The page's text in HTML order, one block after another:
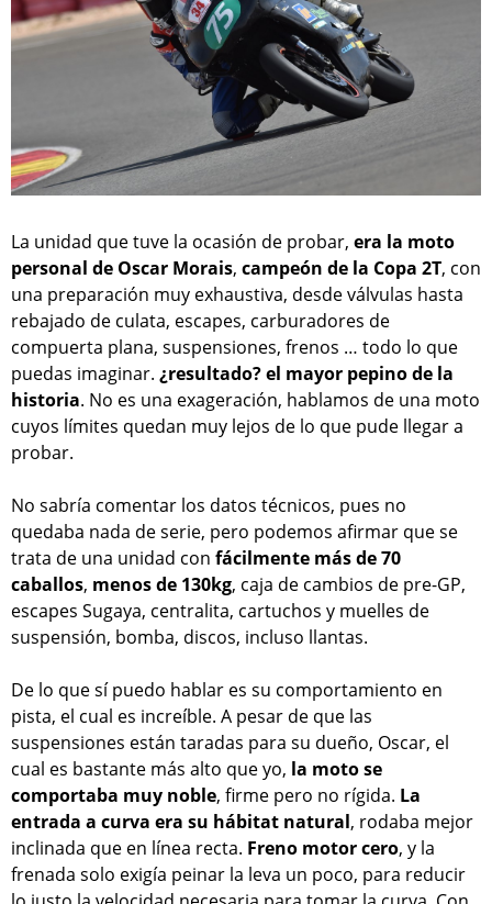
La unidad que tuve la ocasión de probar, era la moto
personal de Oscar Morais, campeón de la Copa 2T, con
una preparación muy exhaustiva, desde válvulas hasta
rebajado de culata, escapes, carburadores de
compuerta plana, suspensiones, frenos … todo lo que
puedas imaginar. ¿resultado? el mayor pepino de la
historia. No es una exageración, hablamos de una moto
cuyos límites quedan muy lejos de lo que pude llegar a
probar.
No sabría comentar los datos técnicos, pues no
quedaba nada de serie, pero podemos afirmar que se
trata de una unidad con fácilmente más de 70
caballos, menos de 130kg, caja de cambios de pre-GP,
escapes Sugaya, centralita, cartuchos y muelles de
suspensión, bomba, discos, incluso llantas.
De lo que sí puedo hablar es su comportamiento en
pista, el cual es increíble. A pesar de que las
suspensiones están taradas para su dueño, Oscar, el
cual es bastante más alto que yo, la moto se
comportaba muy noble, firme pero no rígida. La
entrada a curva era su hábitat natural, rodaba mejor
inclinada que en línea recta. Freno motor cero, y la
frenada solo exigía peinar la leva un poco, para reducir